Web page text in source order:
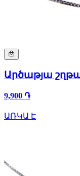
Արծաթյա շղթա
9,900 ֏
ԱՌԿԱ Է